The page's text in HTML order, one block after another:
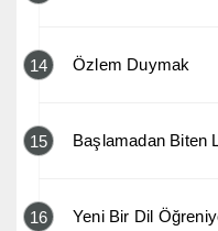
14 Özlem Duymak
15 Başlamadan Biten
16 Yeni Bir Dil